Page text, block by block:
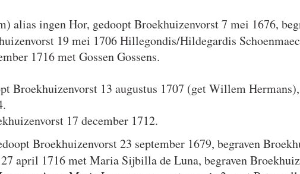
alias ingen Hor, gedoopt Broekhuizenvorst 7 mei 1676,
19 mei 1706 Hillegondis/Hildegardis
1716 met Gossen Gossens.
Broekhuizenvorst 13 augustus 1707 (get Willem
17 december 1712.
Broekhuizenvorst 23 september 1679, begraven
april 1716 met Maria Sijbilla de Luna, begraven